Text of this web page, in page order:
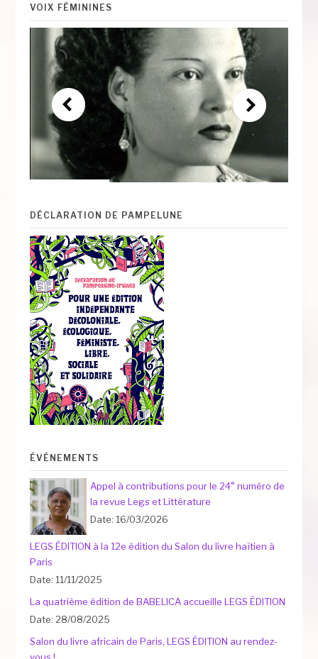
VOIX FÉMININES
DÉCLARATION DE PAMPELUNE
ÉVÉNEMENTS
Appel à contributions pour le 24° numéro de
la revue Legs et Littérature
Date: 16/03/2026
LEGS ÉDITION à la 12e édition du Salon du livre haïtien à
Paris
Date: 11/11/2025
La quatrième édition de BABELICA accueille LEGS ÉDITION
Date: 28/08/2025
Salon du livre africain de Paris, LEGS ÉDITION au rendez-